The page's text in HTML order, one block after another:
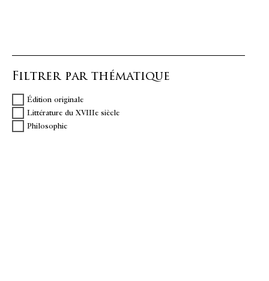
Filtrer par thématique
Édition originale
Littérature du XVIIIe siècle
Philosophie